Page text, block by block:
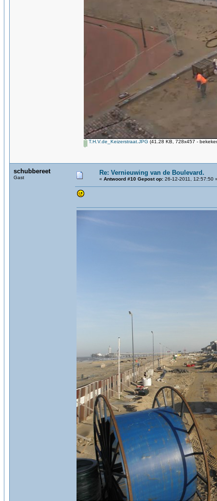
T.H.V.de_Keizerstraat.JPG (41.28 KB, 728x457 -
schubbereet
Gast
Re: Vernieuwing van de Boulevard.
« Antwoord #10 Gepost op: 26-12-2011, 12:57:50